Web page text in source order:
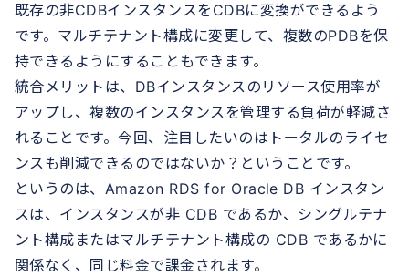
既存の非CDBインスタンスをCDBに変換ができるよう
です。マルチテナント構成に変更して、複数のPDBを保
持できるようにすることもできます。
統合メリットは、DBインスタンスのリソース使用率が
アップし、複数のインスタンスを管理する負荷が軽減さ
れることです。今回、注目したいのはトータルのライセ
ンスも削減できるのではないか？ということです。
というのは、Amazon RDS for Oracle DB インスタン
スは、インスタンスが非 CDB であるか、シングルテナ
ント構成またはマルチテナント構成の CDB であるかに
関係なく、同じ料金で課金されます。